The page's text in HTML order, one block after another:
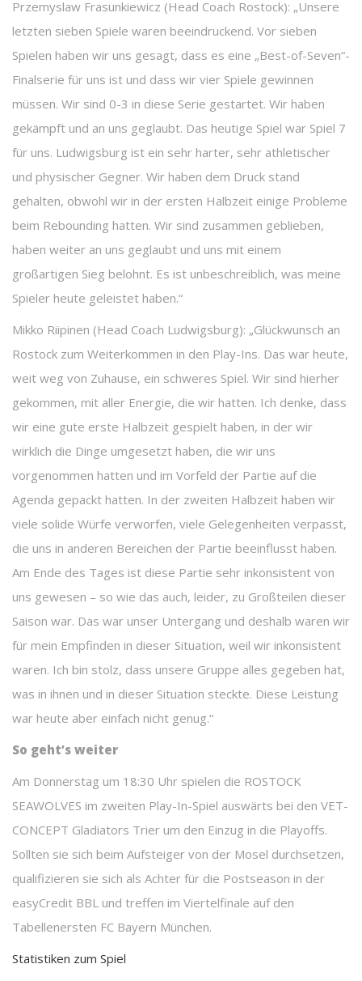
Przemyslaw Frasunkiewicz (Head Coach Rostock): „Unsere
letzten sieben Spiele waren beeindruckend. Vor sieben
Spielen haben wir uns gesagt, dass es eine „Best-of-Seven“-
Finalserie für uns ist und dass wir vier Spiele gewinnen
müssen. Wir sind 0-3 in diese Serie gestartet. Wir haben
gekämpft und an uns geglaubt. Das heutige Spiel war Spiel 7
für uns. Ludwigsburg ist ein sehr harter, sehr athletischer
und physischer Gegner. Wir haben dem Druck stand
gehalten, obwohl wir in der ersten Halbzeit einige Probleme
beim Rebounding hatten. Wir sind zusammen geblieben,
haben weiter an uns geglaubt und uns mit einem
großartigen Sieg belohnt. Es ist unbeschreiblich, was meine
Spieler heute geleistet haben.“
Mikko Riipinen (Head Coach Ludwigsburg): „Glückwunsch an
Rostock zum Weiterkommen in den Play-Ins. Das war heute,
weit weg von Zuhause, ein schweres Spiel. Wir sind hierher
gekommen, mit aller Energie, die wir hatten. Ich denke, dass
wir eine gute erste Halbzeit gespielt haben, in der wir
wirklich die Dinge umgesetzt haben, die wir uns
vorgenommen hatten und im Vorfeld der Partie auf die
Agenda gepackt hatten. In der zweiten Halbzeit haben wir
viele solide Würfe verworfen, viele Gelegenheiten verpasst,
die uns in anderen Bereichen der Partie beeinflusst haben.
Am Ende des Tages ist diese Partie sehr inkonsistent von
uns gewesen – so wie das auch, leider, zu Großteilen dieser
Saison war. Das war unser Untergang und deshalb waren wir
für mein Empfinden in dieser Situation, weil wir inkonsistent
waren. Ich bin stolz, dass unsere Gruppe alles gegeben hat,
was in ihnen und in dieser Situation steckte. Diese Leistung
war heute aber einfach nicht genug.“
So geht’s weiter
Am Donnerstag um 18:30 Uhr spielen die ROSTOCK
SEAWOLVES im zweiten Play-In-Spiel auswärts bei den VET-
CONCEPT Gladiators Trier um den Einzug in die Playoffs.
Sollten sie sich beim Aufsteiger von der Mosel durchsetzen,
qualifizieren sie sich als Achter für die Postseason in der
easyCredit BBL und treffen im Viertelfinale auf den
Tabellenersten FC Bayern München.
Statistiken zum Spiel